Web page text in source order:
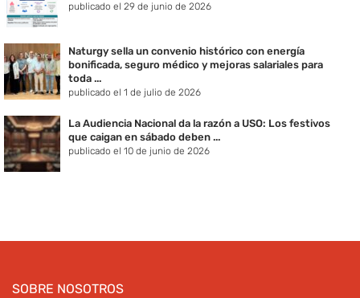
publicado el 29 de junio de 2026
Naturgy sella un convenio histórico con energía
bonificada, seguro médico y mejoras salariales para
toda ...
publicado el 1 de julio de 2026
La Audiencia Nacional da la razón a USO: Los festivos
que caigan en sábado deben ...
publicado el 10 de junio de 2026
SOBRE NOSOTROS